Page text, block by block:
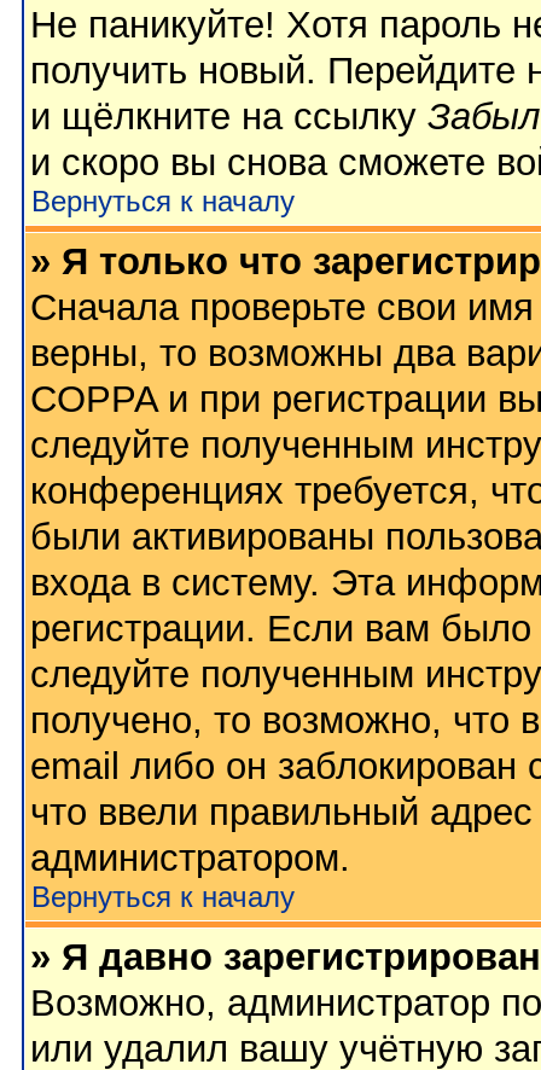
Не паникуйте! Хотя пароль
получить новый. Перейдите
и щёлкните на ссылку
и скоро вы снова сможете
Вернуться к началу
» Я только что
Сначала проверьте свои
верны, то возможны два
COPPA и при регистрации
следуйте полученным
конференциях требуется,
были активированы
входа в систему. Эта
регистрации. Если вам
следуйте полученным
получено, то возможно, что
email либо он
что ввели правильный
администратором.
Вернуться к началу
» Я давно
Возможно, администратор
или удалил вашу учётную